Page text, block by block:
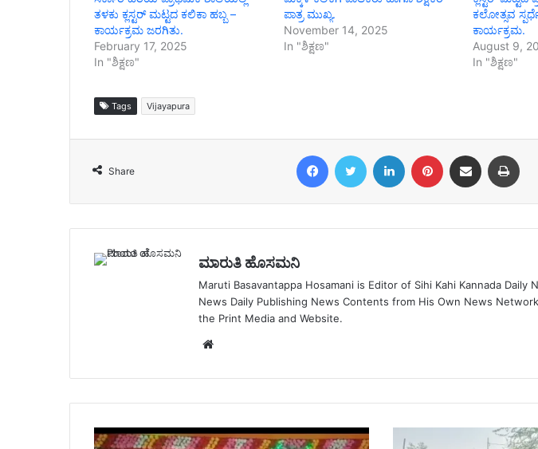
ತಳಕು ಕ್ಲಸ್ಟರ್ ಮಟ್ಟದ ಕಲಿಕಾ ಹಬ್ಬ –
ಕಾರ್ಯಕ್ರಮ ಜರಗಿತು.
February 17, 2025
In "ಶಿಕ್ಷಣ"
ಪಾತ್ರ ಮುಖ್ಯ.
November 14, 2025
In "ಶಿಕ್ಷಣ"
ಕಲೋತ್ಸವ
ಕಾರ್ಯಕ್ರಮ.
August 9,
In "ಶಿಕ್ಷಣ"
Tags Vijayapura
Share
FacebookTwitter LinkedIn Pinterest Share via Email
ಮಾರುತಿ ಹೊಸಮನಿ
Maruti Basavantappa Hosamani is Editor of Sihi Kahi Kannada Daily
News Daily Publishing News Contents from His Own News
the Print Media and Website.
Website